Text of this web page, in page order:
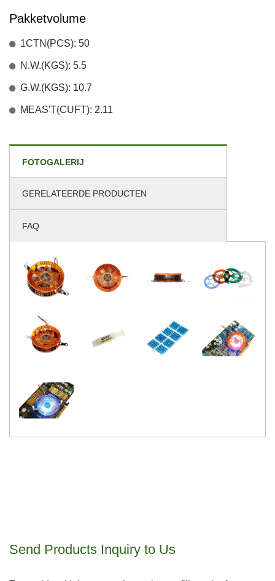
Pakketvolume
1CTN(PCS): 50
N.W.(KGS): 5.5
G.W.(KGS): 10.7
MEAS'T(CUFT): 2.11
FOTOGALERIJ
GERELATEERDE PRODUCTEN
FAQ